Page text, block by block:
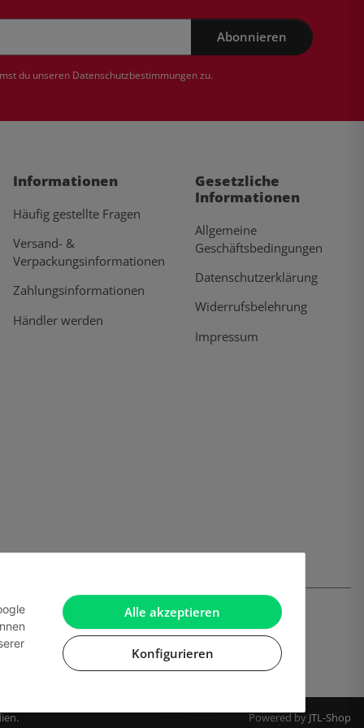
Alle akzeptieren
Konfigurieren
Abonnieren
du unseren Datenschutzbestimmungenzu.
Informationen
Häufig gestellte Fragen
Versand- &
Verpackungsinformationen
Zahlungsinformationen
Händler werden
Gesetzliche
Informationen
Allgemeine
Geschäftsbedingungen
Datenschutzerklärung
Widerrufsbelehrung
Impressum
Powered by JTL-Shop